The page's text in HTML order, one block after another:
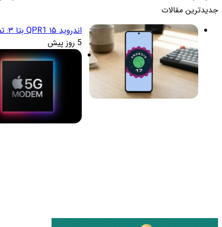
جدیدترین مقالات
اندروید ۱۵ QPR1 بتا ۳: تمرکز انحصاری بر پایداری و رفع اشکالات
5 روز پیش